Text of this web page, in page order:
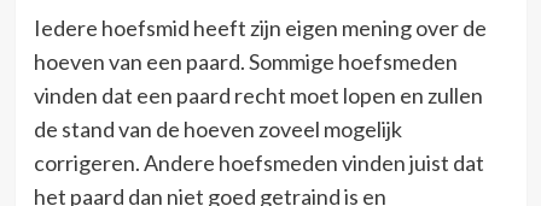
Iedere hoefsmid heeft zijn eigen mening over de
hoeven van een paard. Sommige hoefsmeden
vinden dat een paard recht moet lopen en zullen
de stand van de hoeven zoveel mogelijk
corrigeren. Andere hoefsmeden vinden juist dat
het paard dan niet goed getraind is en